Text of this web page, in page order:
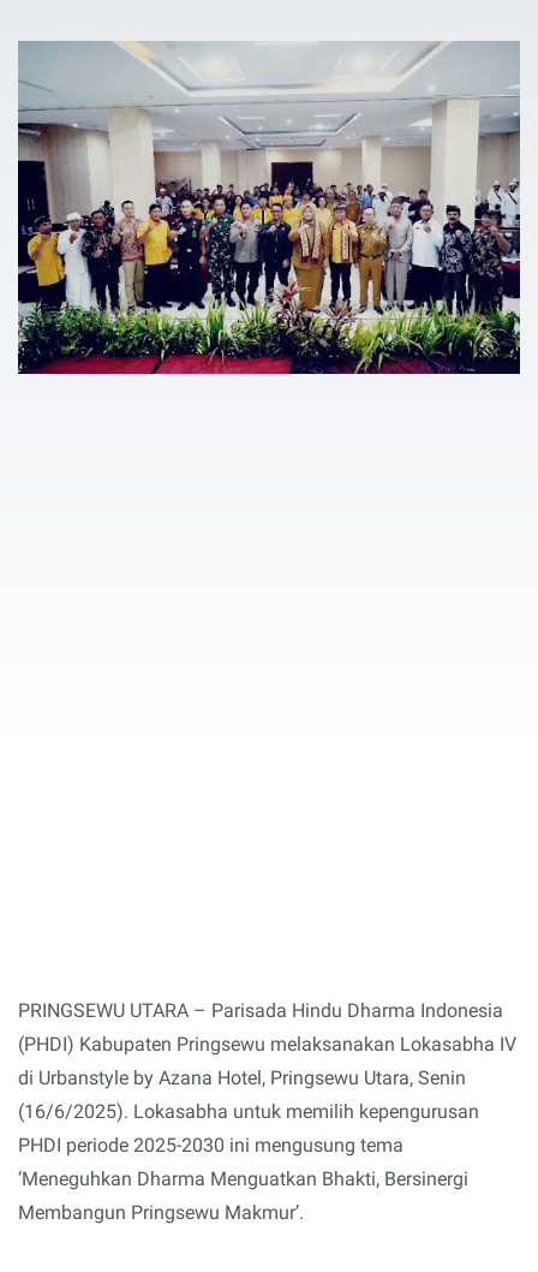
PRINGSEWU UTARA – Parisada Hindu Dharma Indonesia
(PHDI) Kabupaten Pringsewu melaksanakan Lokasabha IV
di Urbanstyle by Azana Hotel, Pringsewu Utara, Senin
(16/6/2025). Lokasabha untuk memilih kepengurusan
PHDI periode 2025-2030 ini mengusung tema
‘Meneguhkan Dharma Menguatkan Bhakti, Bersinergi
Membangun Pringsewu Makmur’.